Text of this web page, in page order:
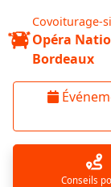
Covoiturage-
Opéra
Bordeaux
Conseils